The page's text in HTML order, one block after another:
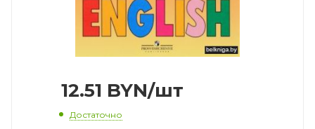
12.51 BYN/шт
Достаточно